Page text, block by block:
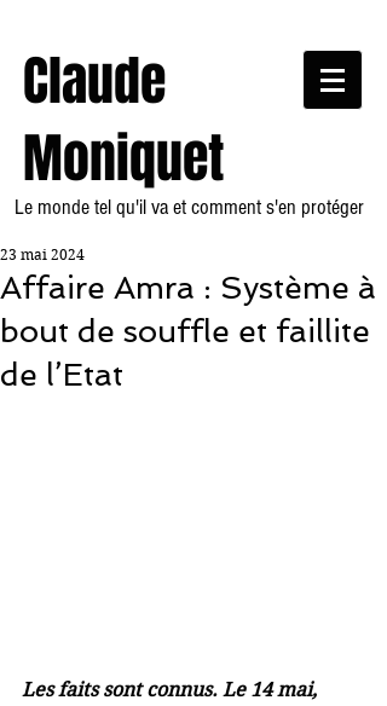
Claude
Moniquet
Le monde tel qu'il va et comment s'en protéger
Affaire Amra : Système à
bout de souffle et faillite
de l’Etat
23 mai 2024
Les faits sont connus. Le 14 mai,